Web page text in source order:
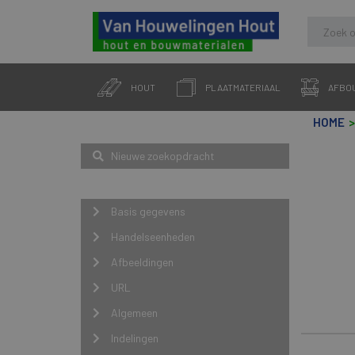
HOUT PLAATMATERIAAL
Nieuwe zoekopdracht
Basis gegevens
Handelseenheden
Afbeeldingen
URL
Algemeen
Indelingen
HOME